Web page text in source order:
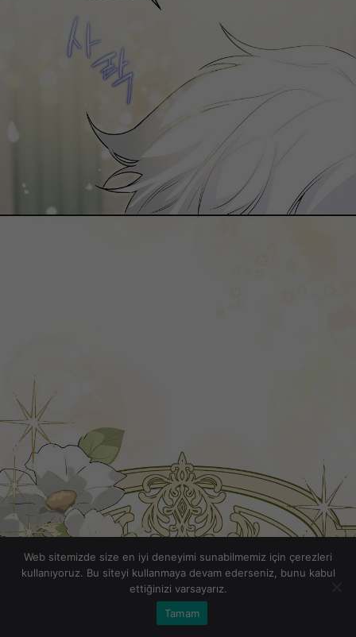
Web sitemizde size en iyi deneyimi sunabilmemiz için çerezleri
kullanıyoruz. Bu siteyi kullanmaya devam ederseniz, bunu kabul
ettiğinizi varsayarız.
Tamam